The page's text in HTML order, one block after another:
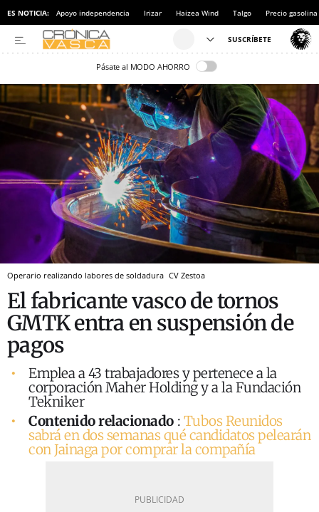
ES NOTICIA: Apoyo independencia Irizar Haizea Wind Talgo Precio gasolina
Pásate al MODO AHORRO
Operario realizando labores de soldadura CV Zestoa
El fabricante vasco de tornos
GMTK entra en suspensión de
pagos
Emplea a 43 trabajadores y pertenece a la
corporación Maher Holding y a la Fundación
Tekniker
Contenido relacionado : Tubos Reunidos
sabrá en dos semanas qué candidatos pelearán
con Jainaga por comprar la compañía